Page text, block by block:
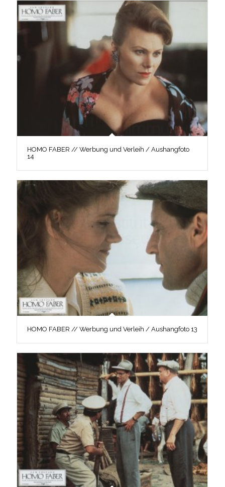
HOMO FABER // Werbung und Verleih / Aushangfoto
14
HOMO FABER // Werbung und Verleih / Aushangfoto 13